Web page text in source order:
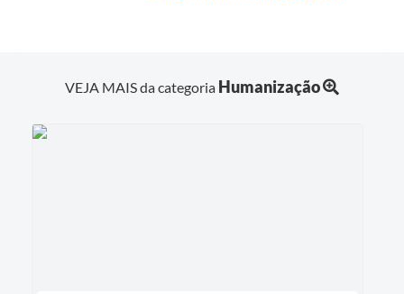
VEJA MAIS da categoria Humanização